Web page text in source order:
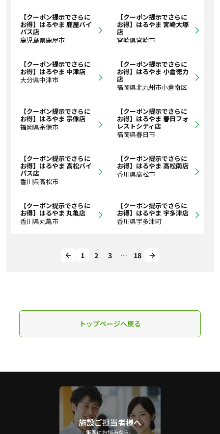
【クーポン提示でさらに
お得】はるやま 鹿屋バイ
パス店
鹿児島県鹿屋市
【クーポン提示でさらに
お得】はるやま 宮崎大塚
店
宮崎県宮崎市
【クーポン提示でさらに
お得】はるやま 中津店
大分県中津市
【クーポン提示でさらに
お得】はるやま 小倉徳力
店
福岡県北九州市小倉南区
【クーポン提示でさらに
お得】はるやま 宗像店
福岡県宗像市
【クーポン提示でさらに
お得】はるやま 春日フォ
レストシティ店
福岡県春日市
【クーポン提示でさらに
お得】はるやま 高松バイ
パス店
香川県高松市
【クーポン提示でさらに
お得】はるやま 高松南店
香川県高松市
【クーポン提示でさらに
お得】はるやま 丸亀店
香川県丸亀市
【クーポン提示でさらに
お得】はるやま 宇多津店
香川県宇多津町
1 2 3 … 18
トップページへ戻る
施設ご担当者様へ
集客にお悩みなら、